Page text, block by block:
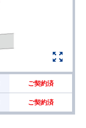
ご契約済
ご契約済